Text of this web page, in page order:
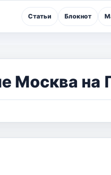
Статьи Блокнот
Москва на